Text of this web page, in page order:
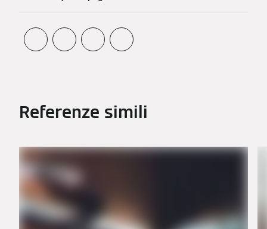
Referenze simili